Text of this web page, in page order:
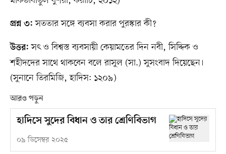
প্রশ্ন ৩: সততার সঙ্গে ব্যবসা করার পুরস্কার কী?
উত্তর: সৎ ও বিশ্বস্ত ব্যবসায়ী কেয়ামতের দিন নবী, সিদ্দিক ও
শহীদদের সাথে থাকবেন বলে রাসুল (সা.) সুসংবাদ দিয়েছেন।
(সুনানে তিরমিজি, হাদিস: ১২০৯)
আরও পড়ুন
হাদিসে সুদের বিধান ও তার শ্রেণিবিভাগ
০৯ ডিসেম্বর ২০২৫